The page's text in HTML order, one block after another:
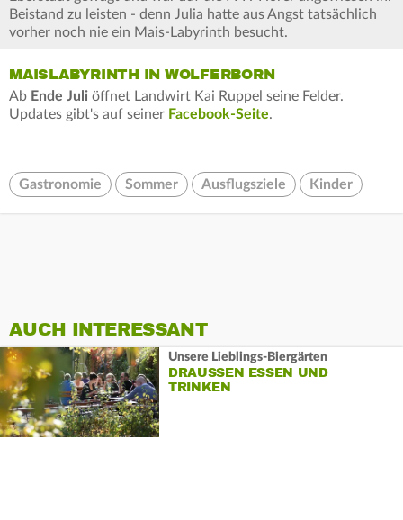
Beistand zu leisten - denn Julia hatte aus Angst tatsächlich
vorher noch nie ein Mais-Labyrinth besucht.
MAISLABYRINTH IN WOLFERBORN
Ab Ende Juli öffnet Landwirt Kai Ruppel seine Felder.
Updates gibt's auf seiner Facebook-Seite.
Gastronomie Sommer Ausflugsziele Kinder
AUCH INTERESSANT
Unsere Lieblings-Biergärten
DRAUSSEN ESSEN UND T
RINKEN